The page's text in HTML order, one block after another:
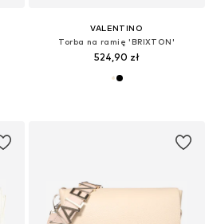
VALENTINO
Torba na ramię 'BRIXTON'
524,90 zł